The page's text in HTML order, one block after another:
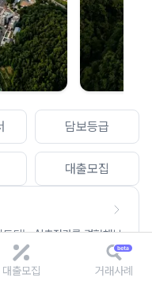
담보등급
대출모집
되는 AI추정가를 경험해보
대출모집 거래사례